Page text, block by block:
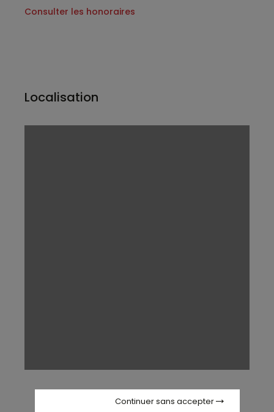
Consulter les honoraires
Localisation
Continuer sans accepter